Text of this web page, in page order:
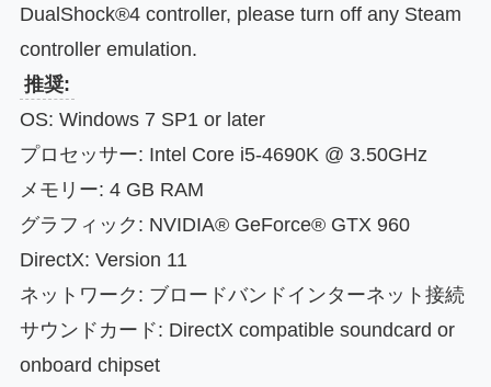
DualShock®4 controller, please turn off any Steam
controller emulation.
推奨:
OS: Windows 7 SP1 or later
プロセッサー: Intel Core i5-4690K @ 3.50GHz
メモリー: 4 GB RAM
グラフィック: NVIDIA® GeForce® GTX 960
DirectX: Version 11
ネットワーク: ブロードバンドインターネット接続
サウンドカード: DirectX compatible soundcard or
onboard chipset